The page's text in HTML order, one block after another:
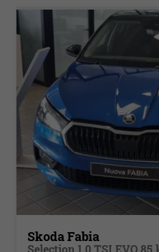
Skoda Fabia
Selection 1.0 TSI EVO 85